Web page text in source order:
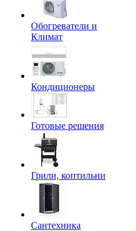
Обогреватели и
Климат
Кондиционеры
Готовые решения
Грили, коптильни
Сантехника